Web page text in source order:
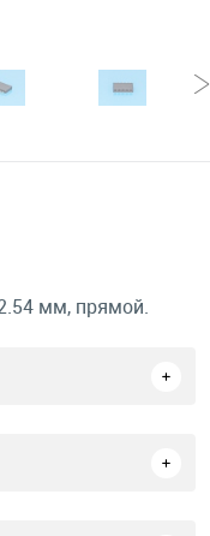
мм, прямой.